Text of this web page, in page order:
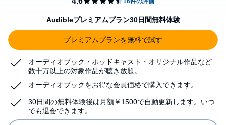
Audibleプレミアムプラン30日間無料体験
プレミアムプランを無料で試す
オーディオブック・ポッドキャスト・オリジナル作品など
数十万以上の対象作品が聴き放題。
オーディオブックをお得な会員価格で購入できます。
30日間の無料体験後は月額￥1500で自動更新します。いつ
でも退会できます。